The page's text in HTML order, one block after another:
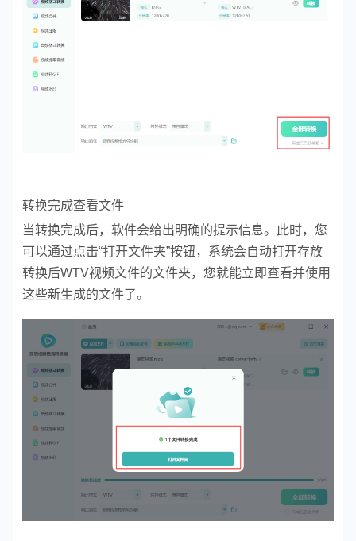
转换完成查看文件
当转换完成后，软件会给出明确的提示信息。此时，您
可以通过点击“打开文件夹”按钮，系统会自动打开存放
转换后WTV视频文件的文件夹，您就能立即查看并使用
这些新生成的文件了。